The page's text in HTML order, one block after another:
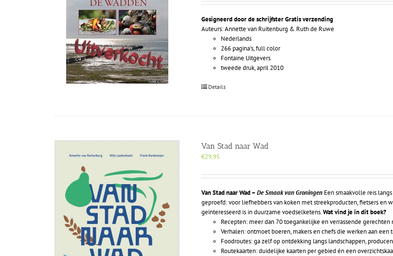
Gesigneerd door de schrijfsterGratis verzending
Auteurs: Annette van Ruitenburg & Ruth de Ruwe
Nederlands
266 pagina's, full color
Fontaine Uitgevers
tweede druk, april 2010
Details
Van Stad naar Wad
€29,95
Van Stad naar Wad –De Smaak van Groningen Een smaakvolle reis
geproefd: voor liefhebbers van koken met streekproducten, fietsers en
geïnteresseerd is in duurzame voedselketens.Wat vind je in dit boek?
Recepten: meer dan 70 toegankelijke en verrassende
Verhalen: ontmoet boeren, makers en chefs die werken aan
Foodroutes: ga zelf op ontdekking langs landschappen,
Routekaarten: duidelijke kaarten per gebied én een